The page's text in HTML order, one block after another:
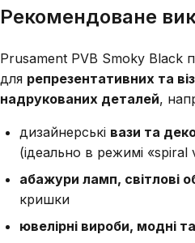
Рекомендоване
Prusament PVB Smoky Black
для репрезентативних та
надрукованих деталей,
дизайнерські вази та
(ідеально в режимі «spiral
абажури ламп, світлові
кришки
ювелірні вироби, модні